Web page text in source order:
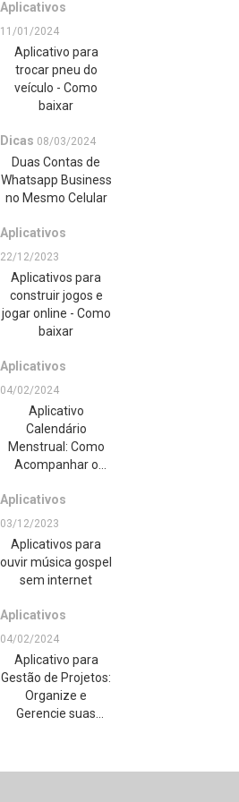
Aplicativos
11/01/2024
Aplicativo para
trocar pneu do
veículo - Como
baixar
Dicas 08/03/2024
Duas Contas de
Whatsapp Business
no Mesmo Celular
Aplicativos
22/12/2023
Aplicativos para
construir jogos e
jogar online - Como
baixar
Aplicativos
04/02/2024
Aplicativo
Calendário
Menstrual: Como
Acompanhar o
Forma Simples e
Prática
Aplicativos
03/12/2023
Aplicativos para
ouvir música gospel
sem internet
Aplicativos
04/02/2024
Aplicativo para
Gestão de Projetos:
Organize e
Gerencie suas